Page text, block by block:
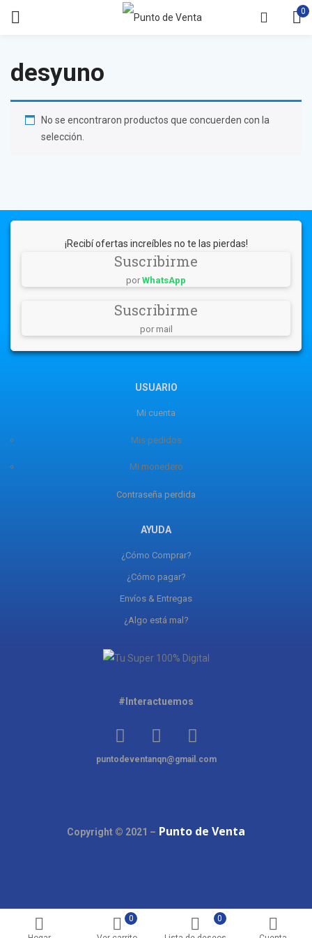
0
0
0
desyuno
No se encontraron productos que concuerden con la
selección.
¡Recibí ofertas increíbles no te las pierdas!
Suscribirme
por WhatsApp
Suscribirme
por mail
USUARIO
Mi cuenta
Mis pedidos
Mi monedero
Contraseña perdida
AYUDA
¿Cómo Comprar?
¿Cómo pagar?
Envíos & Entregas
¿Algo está mal?
#Interactuemos
puntodeventanqn@gmail.com
Copyright © 2021 – Punto de Venta